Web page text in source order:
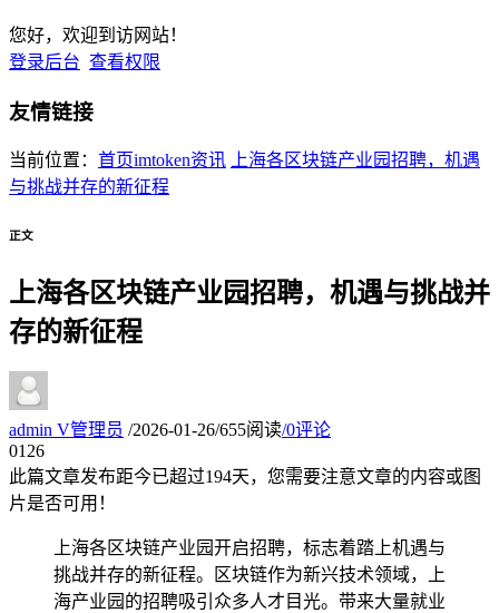
您好，欢迎到访网站！
登录后台 查看权限
友情链接
当前位置： 首页imtoken资讯
上海各区块链产业园招聘，机遇
与挑战并存的新征程
正文
上海各区块链产业园招聘，机遇与挑战并
存的新征程
admin V管理员 /2026-01-26/655阅读/0评论
01 26
此篇文章发布距今已超过194天，您需要注意文章的内容或图
片是否可用！
上海各区块链产业园开启招聘，标志着踏上机遇与
挑战并存的新征程。区块链作为新兴技术领域，上
海产业园的招聘吸引众多人才目光。带来大量就业